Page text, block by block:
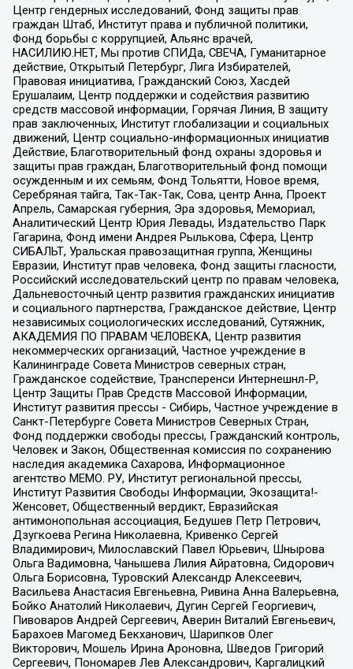
Центр гендерных исследований, Фонд защиты прав
граждан Штаб, Институт права и публичной политики,
Фонд борьбы с коррупцией, Альянс врачей,
НАСИЛИЮ.НЕТ, Мы против СПИДа, СВЕЧА, Гуманитарное
действие, Открытый Петербург, Лига Избирателей,
Правовая инициатива, Гражданский Союз, Хасдей
Ерушалаим, Центр поддержки и содействия развитию
средств массовой информации, Горячая Линия, В защиту
прав заключенных, Институт глобализации и социальных
движений, Центр социально-информационных инициатив
Действие, Благотворительный фонд охраны здоровья и
защиты прав граждан, Благотворительный фонд помощи
осужденным и их семьям, Фонд Тольятти, Новое время,
Серебряная тайга, Так-Так-Так, Сова, центр Анна, Проект
Апрель, Самарская губерния, Эра здоровья, Мемориал,
Аналитический Центр Юрия Левады, Издательство Парк
Гагарина, Фонд имени Андрея Рылькова, Сфера, Центр
СИБАЛЬТ, Уральская правозащитная группа, Женщины
Евразии, Институт прав человека, Фонд защиты гласности,
Российский исследовательский центр по правам человека,
Дальневосточный центр развития гражданских инициатив
и социального партнерства, Гражданское действие, Центр
независимых социологических исследований, Сутяжник,
АКАДЕМИЯ ПО ПРАВАМ ЧЕЛОВЕКА, Центр развития
некоммерческих организаций, Частное учреждение в
Калининграде Совета Министров северных стран,
Гражданское содействие, Трансперенси Интернешнл-Р,
Центр Защиты Прав Средств Массовой Информации,
Институт развития прессы - Сибирь, Частное учреждение в
Санкт-Петербурге Совета Министров Северных Стран,
Фонд поддержки свободы прессы, Гражданский контроль,
Человек и Закон, Общественная комиссия по сохранению
наследия академика Сахарова, Информационное
агентство МЕМО. РУ, Институт региональной прессы,
Институт Развития Свободы Информации, Экозащита!-
Женсовет, Общественный вердикт, Евразийская
антимонопольная ассоциация, Бедушев Петр Петрович,
Дзугкоева Регина Николаевна, Кривенко Сергей
Владимирович, Милославский Павел Юрьевич, Шнырова
Ольга Вадимовна, Чанышева Лилия Айратовна, Сидорович
Ольга Борисовна, Туровский Александр Алексеевич,
Васильева Анастасия Евгеньевна, Ривина Анна Валерьевна,
Бойко Анатолий Николаевич, Дугин Сергей Георгиевич,
Пивоваров Андрей Сергеевич, Аверин Виталий Евгеньевич,
Барахоев Магомед Бекханович, Шарипков Олег
Викторович, Мошель Ирина Ароновна, Шведов Григорий
Сергеевич, Пономарев Лев Александрович, Каргалицкий